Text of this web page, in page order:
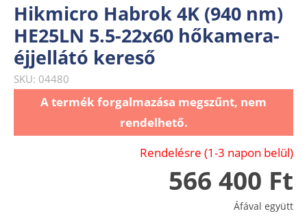
Hikmicro Habrok 4K (940 nm)
HE25LN 5.5-22x60 hőkamera-
éjjellátó kereső
SKU: 04480
A termék forgalmazása megszűnt, nem
rendelhető.
Rendelésre (1-3 napon belül)
566 400 Ft
Áfával együtt